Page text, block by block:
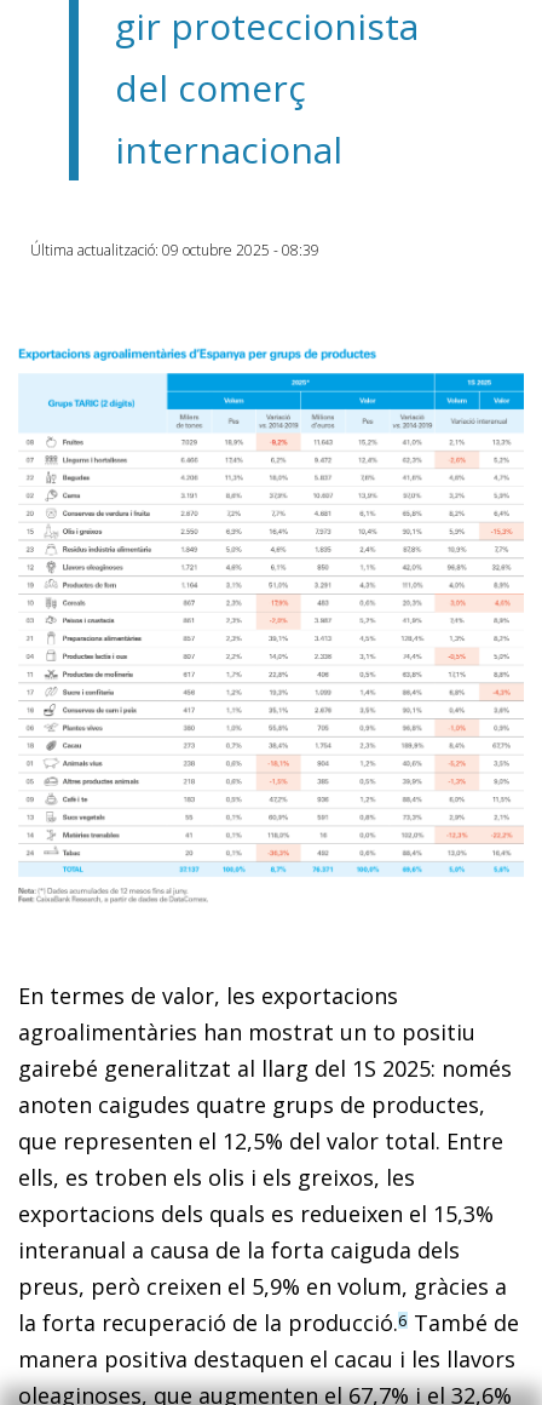
gir proteccionista
del comerç
internacional
Última actualització: 09 octubre 2025 - 08:39
En termes de valor, les exportacions
agroalimentàries han mostrat un to positiu
gairebé generalitzat al llarg del 1S 2025: només
anoten caigudes quatre grups de productes,
que representen el 12,5% del valor total. Entre
ells, es troben els olis i els greixos, les
exportacions dels quals es redueixen el 15,3%
interanual a causa de la forta caiguda dels
preus, però creixen el 5,9% en volum, gràcies a
la forta recuperació de la producció.6 També de
manera positiva destaquen el cacau i les llavors
oleaginoses, que augmenten el 67,7% i el 32,6%